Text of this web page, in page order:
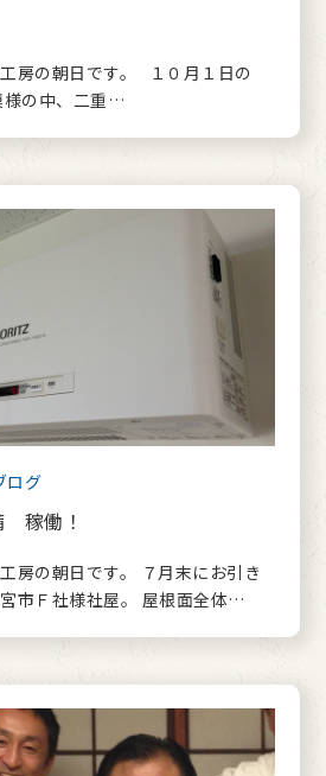
房の朝日です。 １０月１日の
様の中、二重…
ログ
稼働！
房の朝日です。 ７月末にお引き
市Ｆ社様社屋。 屋根面全体…